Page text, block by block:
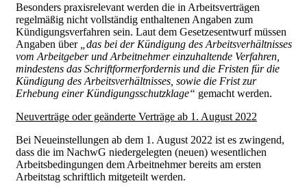
Besonders praxisrelevant werden die in Arbeitsverträgen
regelmäßig nicht vollständig enthaltenen Angaben zum
Kündigungsverfahren sein. Laut dem Gesetzesentwurf müssen
Angaben über
„das bei der Kündigung des Arbeitsverhältnisses
vom Arbeitgeber und Arbeitnehmer einzuhaltende Verfahren,
mindestens das Schriftformerfordernis und die Fristen für die
Kündigung des Arbeitsverhältnisses, sowie die Frist zur
Erhebung einer Kündigungsschutzklage“ gemacht werden.
Neuverträge oder geänderte Verträge ab 1. August 2022
Bei Neueinstellungen ab dem 1. August 2022 ist es zwingend,
dass die im NachwG niedergelegten (neuen) wesentlichen
Arbeitsbedingungen dem Arbeitnehmer bereits am ersten
Arbeitstag schriftlich mitgeteilt werden.